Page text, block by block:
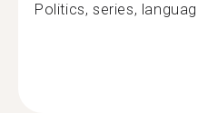
Politics, series,